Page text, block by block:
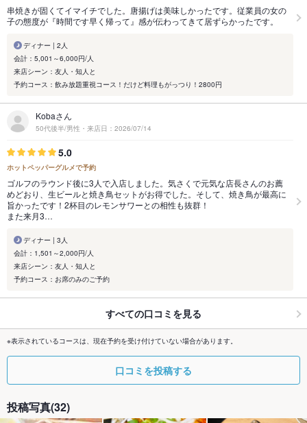
串焼きが固くてイマイチでした。唐揚げは美味しかったです。従業員の女の
子の態度が『時間です早く帰って』感が伝わってきて居ずらかったです。
ディナー | 2人
会計：5,001～6,000円/人
来店シーン：友人・知人と
予約コース：飲み放題重視コース！だけど料理もがっつり！2800円
Kobaさん
50代後半/男性・来店日：2026/07/14
5.0
ホットペッパーグルメで予約
ゴルフのラウンド後に3人で入店しました。気さくで元気な店長さんのお薦
めどおり、生ビールと焼き鳥セットがお得でした。そして、焼き鳥が最高に
旨かったです！2杯目のレモンサワーとの相性も抜群！
また来月3…
ディナー | 3人
会計：1,501～2,000円/人
来店シーン：友人・知人と
予約コース：お席のみのご予約
すべての口コミを見る
※表示されているコースは、現在予約を受け付けていない場合があります。
口コミを投稿する
投稿写真(32)